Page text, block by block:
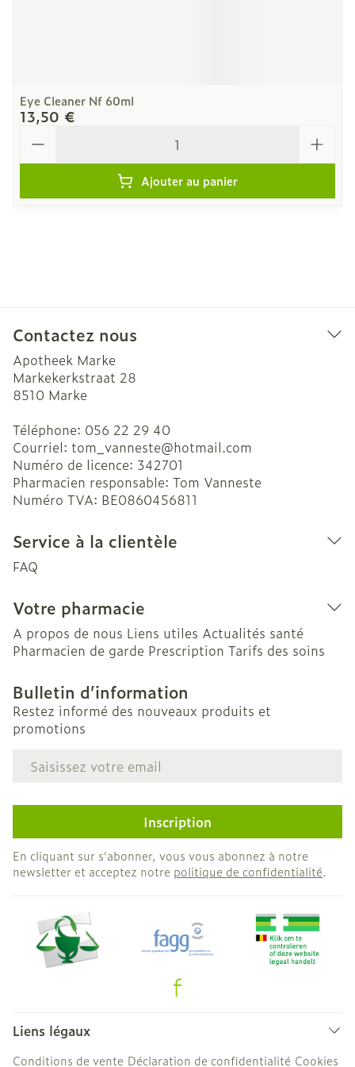
Eye Cleaner Nf 60ml
13,50 €
Ajouter au panier
Contactez nous
Apotheek Marke
Markekerkstraat 28
8510 Marke
Téléphone: 056 22 29 40
Courriel: tom_vanneste@hotmail.com
Numéro de licence: 342701
Pharmacien responsable: Tom Vanneste
Numéro TVA: BE0860456811
Service à la clientèle
FAQ
Votre pharmacie
A propos de nous Liens utiles Actualités santé
Pharmacien de garde Prescription Tarifs des soins
Bulletin d’information
Restez informé des nouveaux produits et
promotions
Adresse mail
Inscription
En cliquant sur s'abonner, vous vous abonnez à notre
newsletter et acceptez notre politique de confidentialité.
Liens légaux
Conditions de vente Déclaration de confidentialité Cookies